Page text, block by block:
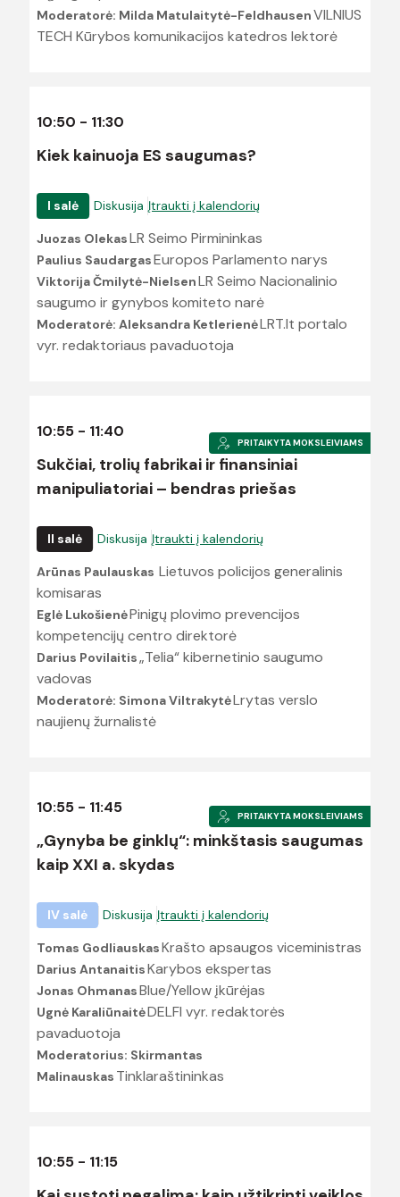
Moderatorė: Milda Matulaitytė-FeldhausenVILNIUS
TECH Kūrybos komunikacijos katedros lektorė
10:50 - 11:30
Kiek kainuoja ES saugumas?
I salė Diskusija Įtraukti į kalendorių
Juozas OlekasLR Seimo Pirmininkas
Paulius SaudargasEuropos Parlamento narys
Viktorija Čmilytė-NielsenLR Seimo Nacionalinio
saugumo ir gynybos komiteto narė
Moderatorė: Aleksandra KetlerienėLRT.lt portalo
vyr. redaktoriaus pavaduotoja
10:55 - 11:40
Sukčiai, trolių fabrikai ir finansiniai
manipuliatoriai – bendras priešas
II salė Diskusija Įtraukti į kalendorių
Arūnas Paulauskas Lietuvos policijos generalinis
komisaras
Eglė LukošienėPinigų plovimo prevencijos
kompetencijų centro direktorė
Darius Povilaitis„Telia“ kibernetinio saugumo
vadovas
Moderatorė: Simona ViltrakytėLrytas verslo
naujienų žurnalistė
PRITAIKYTA MOKSLEIVIAMS
10:55 - 11:45
„Gynyba be ginklų“: minkštasis saugumas
kaip XXI a. skydas
IV salė Diskusija Įtraukti į kalendorių
Tomas GodliauskasKrašto apsaugos viceministras
Darius AntanaitisKarybos ekspertas
Jonas OhmanasBlue/Yellow įkūrėjas
Ugnė KaraliūnaitėDELFI vyr. redaktorės
pavaduotoja
Moderatorius: Skirmantas
Malinauskas Tinklaraštininkas
PRITAIKYTA MOKSLEIVIAMS
10:55 - 11:15